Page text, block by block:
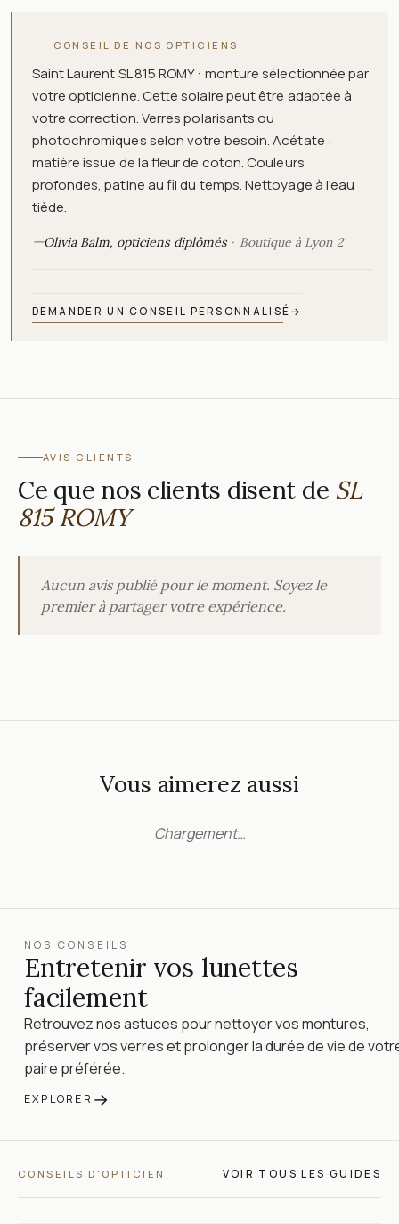
CONSEIL DE NOS OPTICIENS
Saint Laurent SL 815 ROMY : monture sélectionnée par
votre opticienne. Cette solaire peut être adaptée à
votre correction. Verres polarisants ou
photochromiques selon votre besoin. Acétate :
matière issue de la fleur de coton. Couleurs
profondes, patine au fil du temps. Nettoyage à l'eau
tiède.
—Olivia Balm, opticiens diplômés Boutique à Lyon 2
DEMANDER UN CONSEIL PERSONNALISÉ →
AVIS CLIENTS
Ce que nos clients disent de SL
815 ROMY
Aucun avis publié pour le moment. Soyez le
premier à partager votre expérience.
Vous aimerez aussi
Chargement…
NOS CONSEILS
Entretenir vos lunettes
facilement
Retrouvez nos astuces pour nettoyer vos montures,
préserver vos verres et prolonger la durée de vie de
paire préférée.
EXPLORER →
CONSEILS D'OPTICIEN VOIR TOUS LES GUIDES